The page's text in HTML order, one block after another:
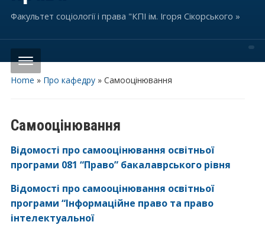
Факультет соціології і права "КПІ ім. Ігоря Сікорського »
Home » Про кафедру» Самооцінювання
Самооцінювання
Відомості про самооцінювання освітньої
програми 081 “Право” бакалаврського рівня
Відомості про самооцінювання освітньої
програми “Інформаційне право та право
інтелектуальної